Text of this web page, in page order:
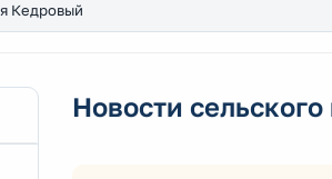
Кедровый
Новости